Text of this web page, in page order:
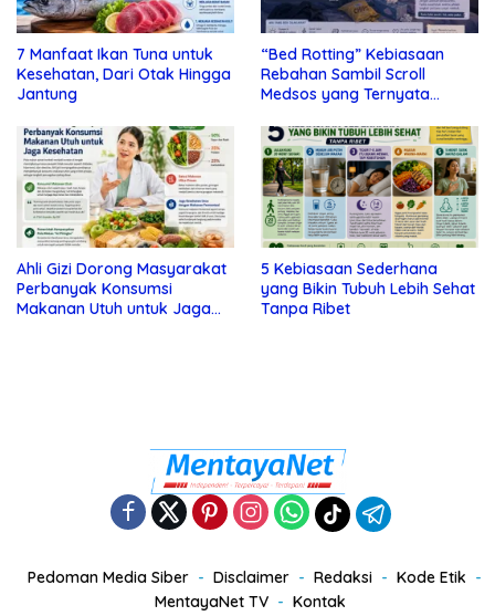
7 Manfaat Ikan Tuna untuk
Kesehatan, Dari Otak Hingga
Jantung
“Bed Rotting” Kebiasaan
Rebahan Sambil Scroll
Medsos yang Ternyata
Ahli Gizi Dorong Masyarakat
Perbanyak Konsumsi
Makanan Utuh untuk Jaga
5 Kebiasaan Sederhana
yang Bikin Tubuh Lebih Sehat
Tanpa Ribet
Pedoman Media Siber Disclaimer Redaksi
Kode Etik
MentayaNet TV
Kontak